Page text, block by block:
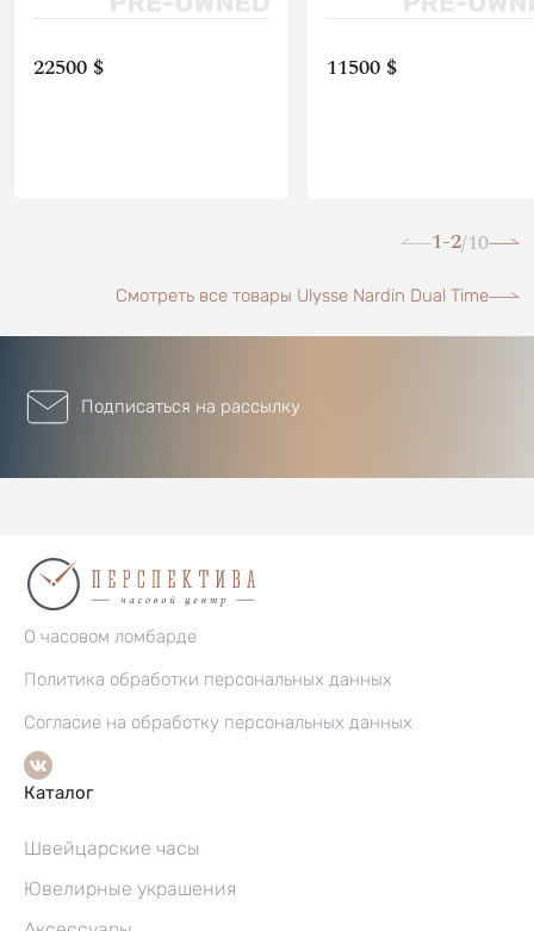
22500 $ 11500 $
1-2/10
Смотреть все товары Ulysse Nardin Dual Time
Подписаться на рассылку
О часовом ломбарде
Политика обработки персональных данных
Согласие на обработку персональных данных
Каталог
Швейцарские часы
Ювелирные украшения